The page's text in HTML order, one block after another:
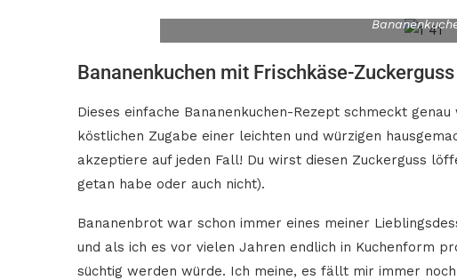
Bananenkuchen mit Frischkäse-Zuckerguss
Dieses einfache Bananenkuchen-Rezept schmeckt
köstlichen Zugabe einer leichten und würzigen
akzeptiere auf jeden Fall! Du wirst diesen Zuckerguss
getan habe oder auch nicht).
Bananenbrot war schon immer eines meiner
und als ich es vor vielen Jahren endlich in Kuchenform
süchtig werden würde. Ich meine, es fällt mir immer